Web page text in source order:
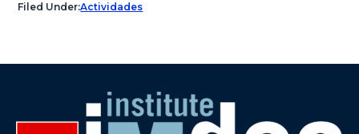
Filed Under:Actividades